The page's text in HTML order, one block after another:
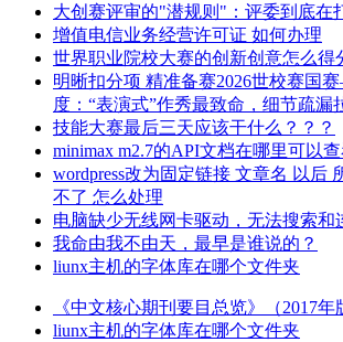
大创赛评审的"潜规则"：评委到底在
增值电信业务经营许可证 如何办理
世界职业院校大赛的创新创意怎么得
明晰扣分项 精准备赛2026世校赛国
度：“表演式”作秀最致命，细节疏漏
技能大赛最后三天应该干什么？？？
minimax m2.7的API文档在哪里可以查
wordpress改为固定链接 文章名 以后
不了 怎么处理
电脑缺少无线网卡驱动，无法搜索和
我命由我不由天，最早是谁说的？
liunx主机的字体库在哪个文件夹
《中文核心期刊要目总览》（2017
liunx主机的字体库在哪个文件夹